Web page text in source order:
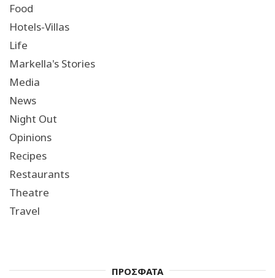
Food
Hotels-Villas
Life
Markella's Stories
Media
News
Night Out
Opinions
Recipes
Restaurants
Theatre
Travel
ΠΡΟΣΦΑΤΑ